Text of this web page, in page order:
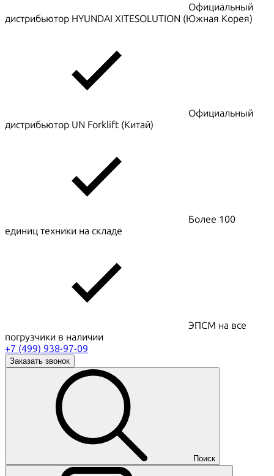
Официальный
дистрибьютор HYUNDAI XITESOLUTION (Южная Корея)
Официальный
дистрибьютор UN Forklift (Китай)
Более 100
единиц техники на складе
ЭПСМ на все
погрузчики в наличии
+7 (499) 938-97-09
Заказать звонок
Поиск